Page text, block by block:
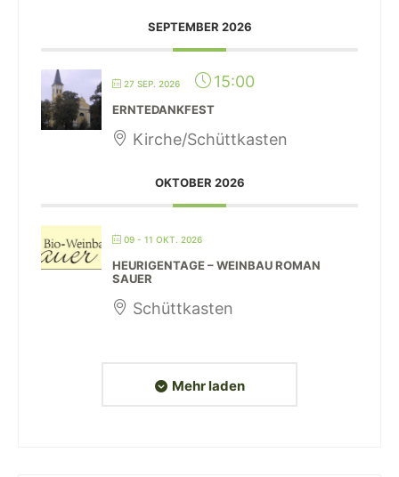
SEPTEMBER 2026
27 SEP. 2026 15:00
ERNTEDANKFEST
Kirche/Schüttkasten
OKTOBER 2026
09 - 11 OKT. 2026
HEURIGENTAGE – WEINBAU ROMAN
SAUER
Schüttkasten
Mehr laden